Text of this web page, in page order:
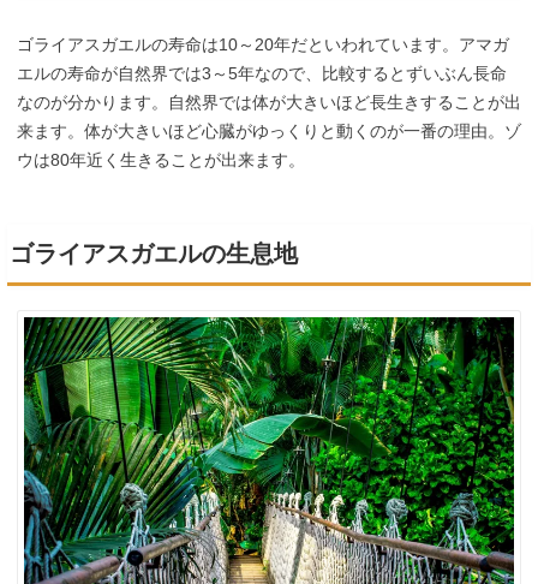
ゴライアスガエルの寿命は10～20年だといわれています。アマガ
エルの寿命が自然界では3～5年なので、比較するとずいぶん長命
なのが分かります。自然界では体が大きいほど長生きすることが出
来ます。体が大きいほど心臓がゆっくりと動くのが一番の理由。ゾ
ウは80年近く生きることが出来ます。
ゴライアスガエルの生息地